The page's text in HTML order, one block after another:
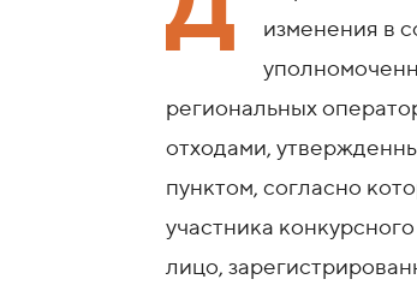
изменения в
региональных
отходами,
пунктом, согласно
участника
лицо,